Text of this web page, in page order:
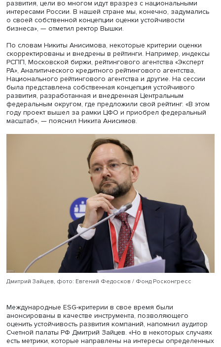
Открывая сессию, ректор Высшей школы экономики
Анисимов подчеркнул, что тема устойчивого развития
повестка давно стали важными ориентирами для
и компаний. «Рейтинг ESG все еще молодая отрасль, и
существует множество методик по определению
бизнеса, — сказал он. — При этом многие из этих
очень субъективны. Они оцениваются различными
агентствами по-разному. Методы оценки рейтинговых
ESG не согласованы. Разные поставщики
услуг используют разные показатели, разные методы,
базовые данные. Они используют разные
разные числа, веса, объемы показателей. В настоящее
в мире насчитывается более 600 рейтинговых агентств
последние годы под эгидой так называемого
развития, цели во многом идут вразрез с
интересами России. В нашей стране мы, конечно,
о своей собственной концепции оценки устойчивости
бизнеса», — отметил ректор Вышки.
По словам Никиты Анисимова, некоторые критерии
скорректированы и внедрены в рейтинги. Например,
РСПП, Московской биржи, рейтингового агентства
РА», Аналитического кредитного рейтингового
Национального рейтингового агентства и другие. На
была представлена собственная концепция
развития, разработанная и внедренная Центральным
федеральным округом, где предложили свой рейтинг.
году проект вышел за рамки ЦФО и приобрел
масштаб», — пояснил Никита Анисимов.